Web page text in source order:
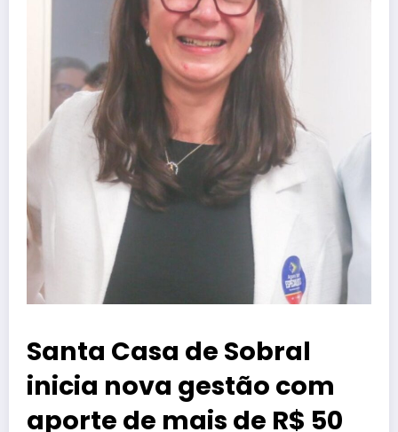
Santa Casa de Sobral
inicia nova gestão com
aporte de mais de R$ 50